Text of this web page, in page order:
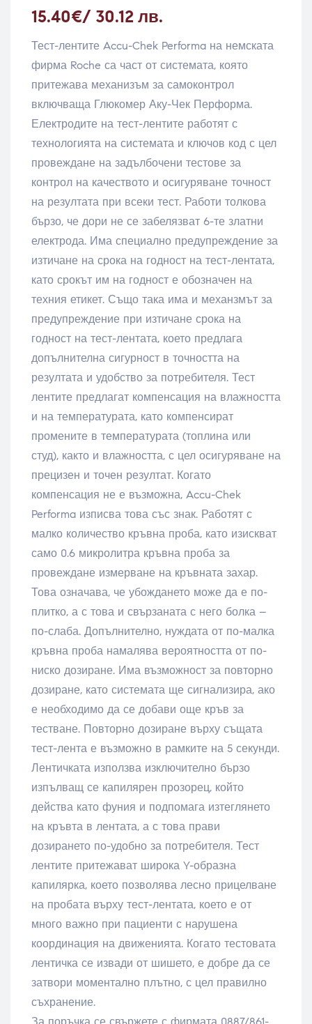
15.40€/ 30.12 лв.
Тест-лентите Accu-Chek Performa на немската
фирма Roche са част от системата, която
притежава механизъм за самоконтрол
включваща Глюкомер Аку-Чек Перформа.
Електродите на тест-лентите работят с
технологията на системата и ключов код с цел
провеждане на задълбочени тестове за
контрол на качеството и осигуряване точност
на резултата при всеки тест. Работи толкова
бързо, че дори не се забелязват 6-те златни
електрода. Има специално предупреждение за
изтичане на срока на годност на тест-лентата,
като срокът им на годност е обозначен на
техния етикет. Също така има и механзмът за
предупреждение при изтичане срока на
годност на тест-лентата, което предлага
допълнителна сигурност в точността на
резултата и удобство за потребителя. Тест
лентите предлагат компенсация на влажността
и на температурата, като компенсират
промените в температурата (топлина или
студ), както и влажността, с цел осигуряване на
прецизен и точен резултат. Когато
компенсация не е възможна, Accu-Chek
Performa изписва това със знак. Работят с
малко количество кръвна проба, като изискват
само 0.6 микролитра кръвна проба за
провеждане измерване на кръвната захар.
Това означава, че убождането може да е по-
плитко, а с това и свързаната с него болка –
по-слаба. Допълнително, нуждата от по-малка
кръвна проба намалява вероятността от по-
ниско дозиране. Има възможност за повторно
дозиране, като системата ще сигнализира, ако
е необходимо да се добави още кръв за
тестване. Повторно дозиране върху същата
тест-лента е възможно в рамките на 5 секунди.
Лентичката използва изключително бързо
изпълващ се капилярен прозорец, който
действа като фуния и подпомага изтеглянето
на кръвта в лентата, а с това прави
дозирането по-удобно за потребителя. Тест
лентите притежават широка Y-образна
капилярка, което позволява лесно прицелване
на пробата върху тест-лентата, което е от
много важно при пациенти с нарушена
координация на движенията. Когато тестовата
лентичка се извади от шишето, е добре да се
затвори моментално плътно, с цел правилно
съхранение.